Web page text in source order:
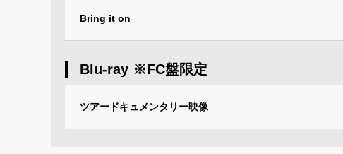
Bring it on
Blu-ray ※FC盤限定
ツアードキュメンタリー映像